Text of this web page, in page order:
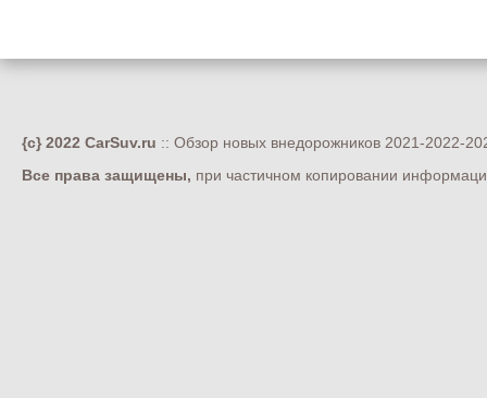
{c} 2022 CarSuv.ru :: Обзор новых внедорожников 2021-2022-
Все права защищены, при частичном копировании